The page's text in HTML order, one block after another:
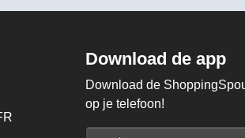
Download de app
Download de
op je telefoon!